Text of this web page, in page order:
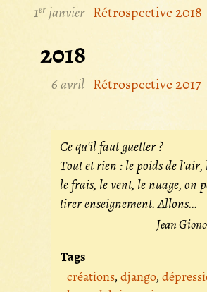
1er janvier Rétrospective 2018
2018
6 avril Rétrospective 2017
Ce qu'il faut guetter ?
Tout et rien : le poids de l'air,
le frais, le vent, le nuage, on
tirer enseignement. Allons...
Jean
Tags
créations django